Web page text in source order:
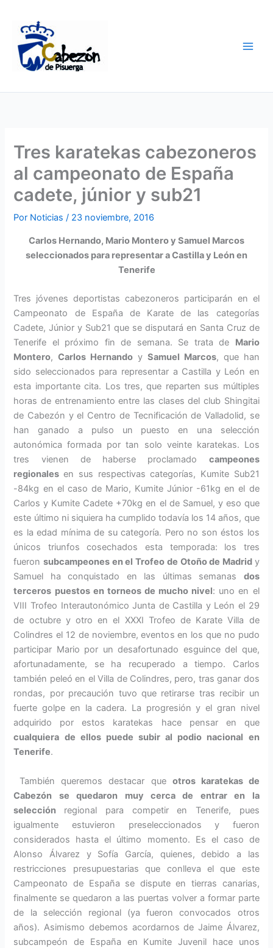
contenido
Tres karatekas cabezoneros
al campeonato de España
cadete, júnior y sub21
Por Noticias/ 23 noviembre, 2016
Carlos Hernando, Mario Montero y Samuel Marcos
seleccionados para representar a Castilla y León en
Tenerife
Tres jóvenes deportistas cabezoneros participarán en el
Campeonato de España de Karate de las categorías
Cadete, Júnior y Sub21 que se disputará en Santa Cruz de
Tenerife el próximo fin de semana. Se trata de Mario
Montero,Carlos Hernando y Samuel Marcos, que han
sido seleccionados para representar a Castilla y León en
esta importante cita. Los tres, que reparten sus múltiples
horas de entrenamiento entre las clases del club Shingitai
de Cabezón y el Centro de Tecnificación de Valladolid, se
han ganado a pulso un puesto en una selección
autonómica formada por tan solo veinte karatekas. Los
tres vienen de haberse proclamado campeones
regionalesen sus respectivas categorías, Kumite Sub21
-84kg en el caso de Mario, Kumite Júnior -61kg en el de
Carlos y Kumite Cadete +70kg en el de Samuel, y eso que
este último ni siquiera ha cumplido todavía los 14 años, que
es la edad mínima de su categoría. Pero no son éstos los
únicos triunfos cosechados esta temporada: los tres
fueronsubcampeones en el Trofeo de Otoño de Madrid y
Samuel ha conquistado en las últimas semanas dos
terceros puestos en torneos de mucho nivel: uno en el
VIII Trofeo Interautonómico Junta de Castilla y León el 29
de octubre y otro en el XXXI Trofeo de Karate Villa de
Colindres el 12 de noviembre, eventos en los que no pudo
participar Mario por un desafortunado esguince del que,
afortunadamente, se ha recuperado a tiempo. Carlos
también peleó en el Villa de Colindres, pero, tras ganar dos
rondas, por precaución tuvo que retirarse tras recibir un
fuerte golpe en la cadera. La progresión y el gran nivel
adquirido por estos karatekas hace pensar en que
cualquiera de ellos puede subir al podio nacional en
Tenerife.
También queremos destacar que otros karatekas de
Cabezón se quedaron muy cerca de entrar en la
selección regional para competir en Tenerife, pues
igualmente estuvieron preseleccionados y fueron
considerados hasta el último momento. Es el caso de
Alonso Álvarez y Sofía García, quienes, debido a las
restricciones presupuestarias que conlleva el que este
Campeonato de España se dispute en tierras canarias,
finalmente se quedaron a las puertas volver a formar parte
de la selección regional (ya fueron convocados otros
años). Asimismo debemos acordarnos de Jaime Álvarez,
subcampeón de España en Kumite Juvenil hace unos